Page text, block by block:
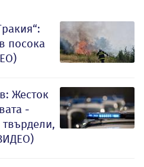
посока
Жесток
-